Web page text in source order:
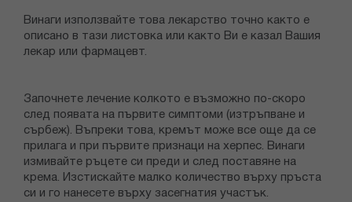
Винаги използвайте това лекарство точно както е
описано в тази листовка или както Ви е казал Вашия
лекар или фармацевт.
Започнете лечение колкото е възможно по-скоро
след появата на първите симптоми (изтръпване и
сърбеж). Въпреки това, кремът може все още да се
прилага и при първите признаци на херпес. Винаги
измивайте ръцете си преди и след поставяне на
крема. Изстискайте малко количество върху пръста
си и го нанесете върху засегнатия участък.